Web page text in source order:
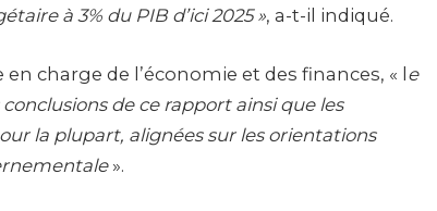
à 3% du PIB d’ici 2025 », a-t-il indiqué.
charge de l’économie et des finances, « le
de ce rapport ainsi que les
la plupart, alignées sur les orientations
».